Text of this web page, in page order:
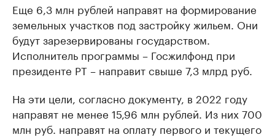
Еще 6,3 млн рублей направят на формирование
земельных участков под застройку жильем. Они
будут зарезервированы государством.
Исполнитель программы – Госжилфонд при
президенте РТ – направит свыше 7,3 млрд руб.
На эти цели, согласно документу, в 2022 году
направят не менее 15,96 млн рублей. Из них 700
млн руб. направят на оплату первого и текущего